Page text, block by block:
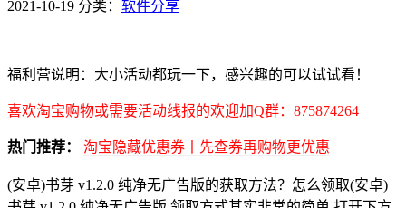
2021-10-19 分类： 软件分享
福利营说明：大小活动都玩一下，感兴趣的可以试试看！
喜欢淘宝购物或需要活动线报的欢迎加Q群：875874264
热门推荐： 淘宝隐藏优惠券丨先查券再购物更优惠
(安卓)书芽 v1.2.0 纯净无广告版的获取方法？怎么领取(安卓)